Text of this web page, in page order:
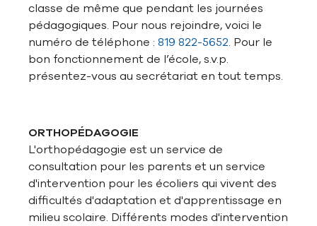
classe de même que pendant les journées
pédagogiques. Pour nous rejoindre, voici le
numéro de téléphone : 819 822-5652. Pour le
bon fonctionnement de l’école, s.v.p.
présentez-vous au secrétariat en tout temps.
ORTHOPÉDAGOGIE
L'orthopédagogie est un service de
consultation pour les parents et un service
d'intervention pour les écoliers qui vivent des
difficultés d'adaptation et d'apprentissage en
milieu scolaire. Différents modes d'intervention